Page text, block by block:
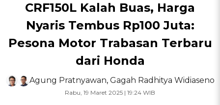
CRF150L Kalah Buas, Harga
Nyaris Tembus Rp100 Juta:
Pesona Motor Trabasan Terbaru
dari Honda
Agung Pratnyawan, Gagah Radhitya Widiaseno
Rabu, 19 Maret 2025 | 19:24 WIB